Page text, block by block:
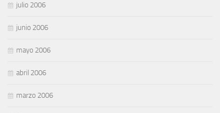
julio 2006
junio 2006
mayo 2006
abril 2006
marzo 2006